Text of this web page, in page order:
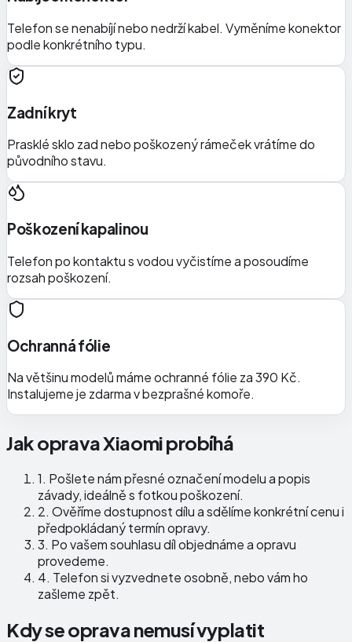
Telefon se nenabíjí nebo nedrží kabel. Vyměníme konektor
podle konkrétního typu.
Zadní kryt
Prasklé sklo zad nebo poškozený rámeček vrátíme do
původního stavu.
Poškození kapalinou
Telefon po kontaktu s vodou vyčistíme a posoudíme
rozsah poškození.
Ochranná fólie
Na většinu modelů máme ochranné fólie za 390 Kč.
Instalujeme je zdarma v bezprašné komoře.
Jak oprava Xiaomi probíhá
1. Pošlete nám přesné označení modelu a popis
závady, ideálně s fotkou poškození.
2. Ověříme dostupnost dílu a sdělíme konkrétní cenu i
předpokládaný termín opravy.
3. Po vašem souhlasu díl objednáme a opravu
provedeme.
4. Telefon si vyzvednete osobně, nebo vám ho
zašleme zpět.
Kdy se oprava nemusí vyplatit